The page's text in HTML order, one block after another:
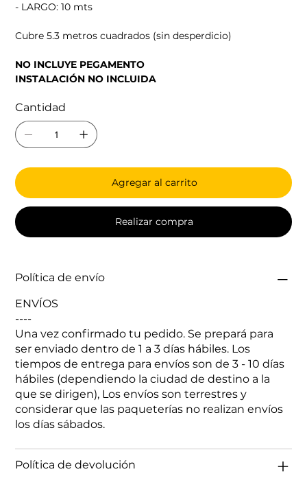
- LARGO: 10 mts
Cubre 5.3 metros cuadrados (sin desperdicio)
NO INCLUYE PEGAMENTO
INSTALACIÓN NO INCLUIDA
Cantidad
Agregar al carrito
Realizar compra
Política de envío
ENVÍOS
----
Una vez confirmado tu pedido. Se prepará para
ser enviado dentro de 1 a 3 días hábiles. Los
tiempos de entrega para envíos son de 3 - 10 días
hábiles (dependiendo la ciudad de destino a la
que se dirigen), Los envíos son terrestres y
considerar que las paqueterías no realizan envíos
los días sábados.
Política de devolución